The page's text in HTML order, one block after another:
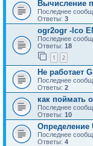
Вычисление
Последнее
Ответы: 3
ogr2ogr -lco
Последнее
Ответы: 18
1 2
Не работает
Последнее
Ответы: 2
как поймать
Последнее
Ответы: 10
Определение
Последнее
Ответы: 4